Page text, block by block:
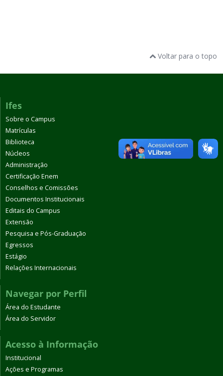
Voltar para o topo
Ifes
Sobre o Campus
Matrículas
Biblioteca
Núcleos
Administração
Certificação Enem
Conselhos e Comissões
Documentos Institucionais
Editais do Campus
Extensão
Pesquisa e Pós-Graduação
Egressos
Estágio
Relações Internacionais
Navegar por Perfil
Área do Estudante
Área do Servidor
Acesso à Informação
Institucional
Ações e Programas